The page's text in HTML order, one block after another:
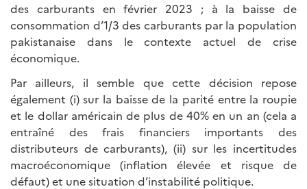
des carburants en février 2023 ; à la baisse de
consommation d’1/3 des carburants par la population
pakistanaise dans le contexte actuel de crise
économique.
Par ailleurs, il semble que cette décision repose
également (i) sur la baisse de la parité entre la roupie
et le dollar américain de plus de 40% en un an (cela a
entraîné des frais financiers importants des
distributeurs de carburants), (ii) sur les incertitudes
macroéconomique (inflation élevée et risque de
défaut) et une situation d’instabilité politique.